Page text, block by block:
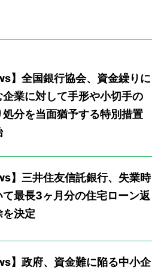
】全国銀行協会、資金繰りに
企業に対して手形や小切手の
処分を当面猶予する特別措置
】三井住友信託銀行、失業時
て最長3ヶ月分の住宅ローン返
決定
】政府、資金難に陥る中小企